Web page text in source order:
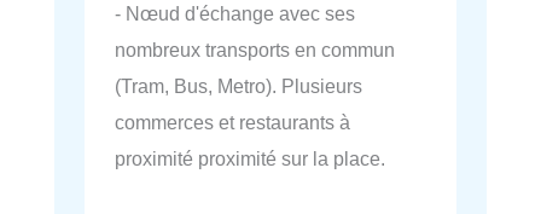
- Nœud d'échange avec ses
nombreux transports en commun
(Tram, Bus, Metro). Plusieurs
commerces et restaurants à
proximité proximité sur la place.